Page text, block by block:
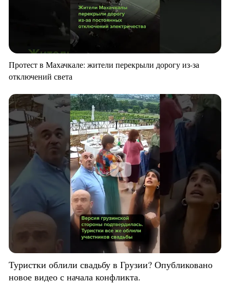
Протест в Махачкале: жители перекрыли дорогу из-за
отключений света
Туристки облили свадьбу в Грузии? Опубликовано
новое видео с начала конфликта.